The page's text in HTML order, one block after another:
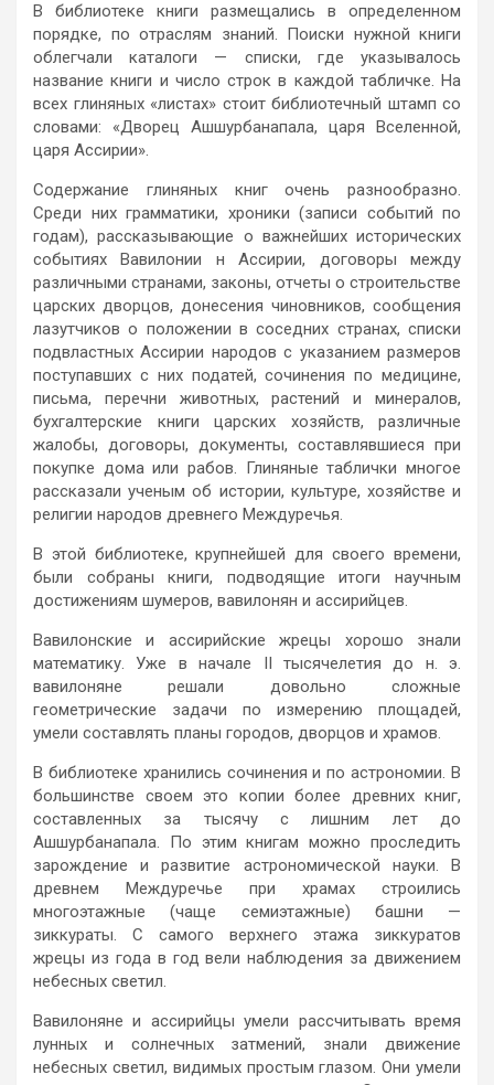
В библиотеке книги размещались в определенном
порядке, по отраслям знаний. Поиски нужной книги
облегчали каталоги — списки, где указывалось
название книги и число строк в каждой табличке. На
всех глиняных «листах» стоит библиотечный штамп со
словами: «Дворец Ашшурбанапала, царя Вселенной,
царя Ассирии».
Содержание глиняных книг очень разнообразно.
Среди них грамматики, хроники (записи событий по
годам), рассказывающие о важнейших исторических
событиях Вавилонии н Ассирии, договоры между
различными странами, законы, отчеты о строительстве
царских дворцов, донесения чиновников, сообщения
лазутчиков о положении в соседних странах, списки
подвластных Ассирии народов с указанием размеров
поступавших с них податей, сочинения по медицине,
письма, перечни животных, растений и минералов,
бухгалтерские книги царских хозяйств, различные
жалобы, договоры, документы, составлявшиеся при
покупке дома или рабов. Глиняные таблички многое
рассказали ученым об истории, культуре, хозяйстве и
религии народов древнего Междуречья.
В этой библиотеке, крупнейшей для своего времени,
были собраны книги, подводящие итоги научным
достижениям шумеров, вавилонян и ассирийцев.
Вавилонские и ассирийские жрецы хорошо знали
математику. Уже в начале II тысячелетия до н. э.
вавилоняне решали довольно сложные
геометрические задачи по измерению площадей,
умели составлять планы городов, дворцов и храмов.
В библиотеке хранились сочинения и по астрономии. В
большинстве своем это копии более древних книг,
составленных за тысячу с лишним лет до
Ашшурбанапала. По этим книгам можно проследить
зарождение и развитие астрономической науки. В
древнем Междуречье при храмах строились
многоэтажные (чаще семиэтажные) башни —
зиккураты. С самого верхнего этажа зиккуратов
жрецы из года в год вели наблюдения за движением
небесных светил.
Вавилоняне и ассирийцы умели рассчитывать время
лунных и солнечных затмений, знали движение
небесных светил, видимых простым глазом. Они умели